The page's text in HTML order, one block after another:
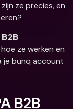
ze precies, en
B2B
ze werken en
je bunq account
B2B